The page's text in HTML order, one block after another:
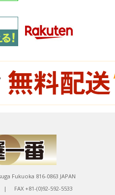
Fukuoka 816-0863 JAPAN
| FAX +81-(0)92-592-5533